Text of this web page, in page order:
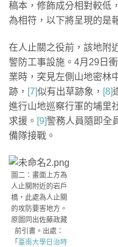
稿本，修飾成分相對較低
為相符，以下將呈現的是
在人止關之役前，該地附
警防工事設施。4月29日
業時，突見左側山地密林
跡， [7]似有出草跡象， [8]
進行山地巡察行軍的埔里
求援。 [9]警務人員隨即全
備隊接戰。
圖二：畫面上方為
人止關附近的岩戶
橋，此處為人止關
的攻防要害地方。
原圖同出佐藤政藏
前引書。出處：
「 臺南大學日治時